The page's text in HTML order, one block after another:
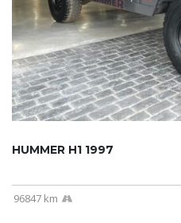
HUMMER H1 1997
96847 km